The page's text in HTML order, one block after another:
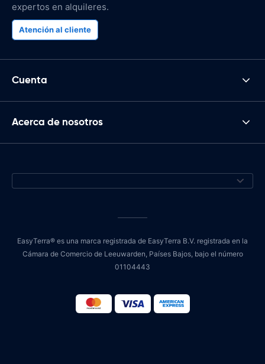
expertos en alquileres.
Atención al cliente
Cuenta
Acerca de nosotros
EasyTerra® es una marca registrada de EasyTerra B.V. registrada en la
Cámara de Comercio de Leeuwarden, Países Bajos, bajo el número
01104443